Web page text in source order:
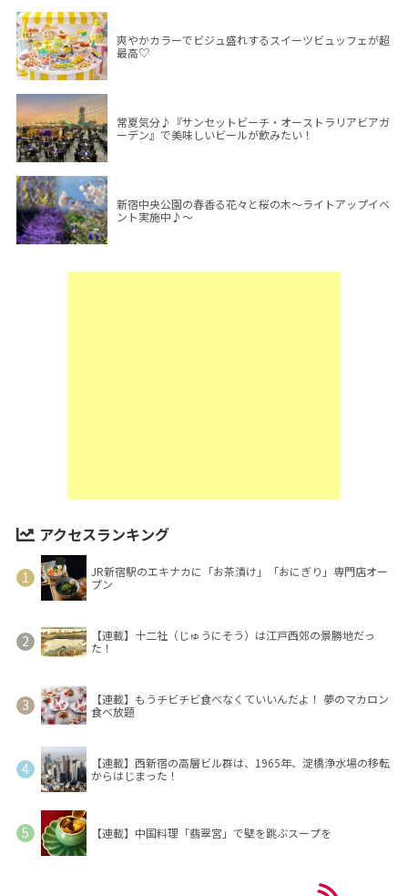
爽やかカラーでビジュ盛れするスイーツビュッフェが超
最高♡
常夏気分♪『サンセットビーチ・オーストラリアビアガ
ーデン』で美味しいビールが飲みたい！
新宿中央公園の春香る花々と桜の木～ライトアップイベ
ント実施中♪～
アクセスランキング
JR新宿駅のエキナカに「お茶漬け」「おにぎり」専門店オー
プン
【連載】十二社（じゅうにそう）は江戸西郊の景勝地だっ
た！
【連載】もうチビチビ食べなくていいんだよ！ 夢のマカロン
食べ放題
【連載】西新宿の高層ビル群は、1965年、淀橋浄水場の移転
からはじまった！
【連載】中国料理「翡翠宮」で壁を跳ぶスープを